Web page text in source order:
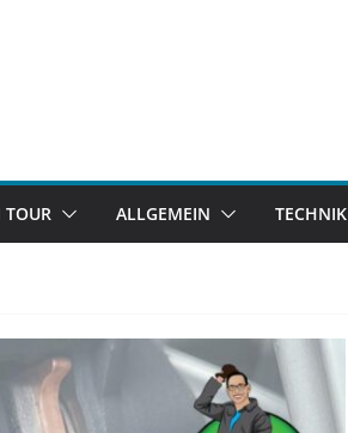
ALLGEMEIN TECHNIK